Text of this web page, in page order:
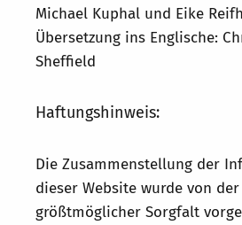
Michael Kuphal und Eike
Übersetzung ins Englische:
Sheffield
Haftungshinweis:
Die Zusammenstellung der
dieser Website wurde von
größtmöglicher Sorgfalt